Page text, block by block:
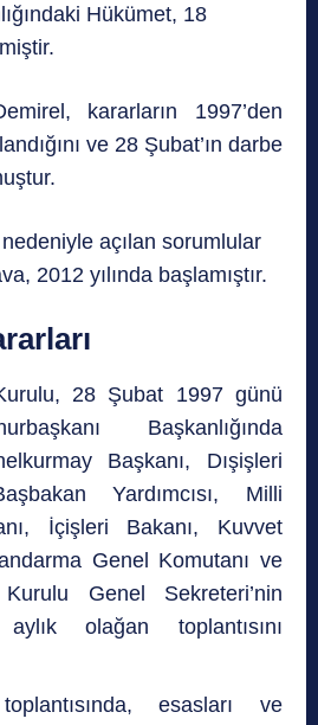
Hükümet, 18
kararların 1997’den
ve 28 Şubat’ın darbe
açılan sorumlular
2012 yılında başlamıştır.
28 Şubat 1997 günü
Başkanlığında
Başkanı, Dışişleri
Yardımcısı, Milli
İçişleri Bakanı, Kuvvet
Genel Komutanı ve
Genel Sekreteri’nin
olağan toplantısını
esasları ve